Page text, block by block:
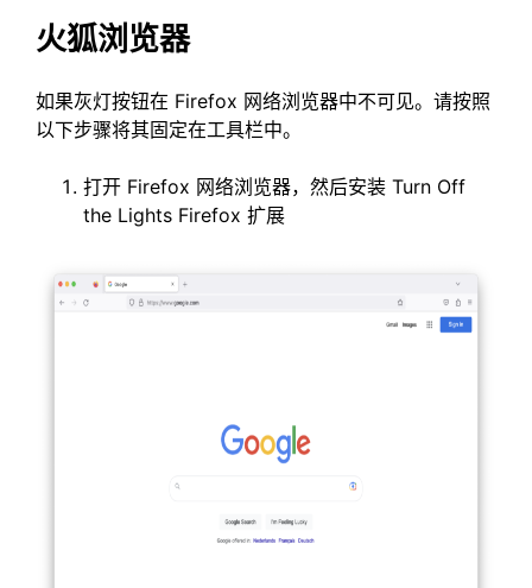
火狐浏览器
如果灰灯按钮在 Firefox 网络浏览器中不可见。请按照
以下步骤将其固定在工具栏中。
打开 Firefox 网络浏览器，然后安装 Turn Off
the Lights Firefox 扩展